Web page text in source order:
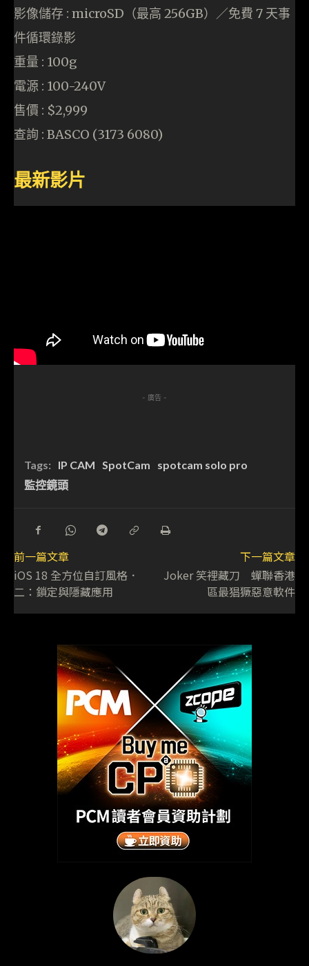
影像儲存 : microSD（最高 256GB）／免費 7 天事
件循環錄影
重量 : 100g
電源 : 100-240V
售價 : $2,999
查詢 : BASCO (3173 6080)
最新影片
- 廣告 -
Tags: IP CAM SpotCam
spotcam solo pro
監控鏡頭
前一篇文章
iOS 18 全方位自訂風格．
二：鎖定與隱藏應用
下一篇文章
Joker 笑裡藏刀 蟬聯香港
區最猖獗惡意軟件